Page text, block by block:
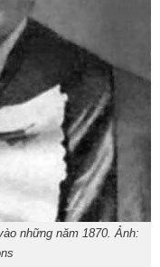
những năm 1870. Ảnh: